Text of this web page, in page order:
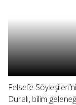
Felsefe
Duralı, bilim